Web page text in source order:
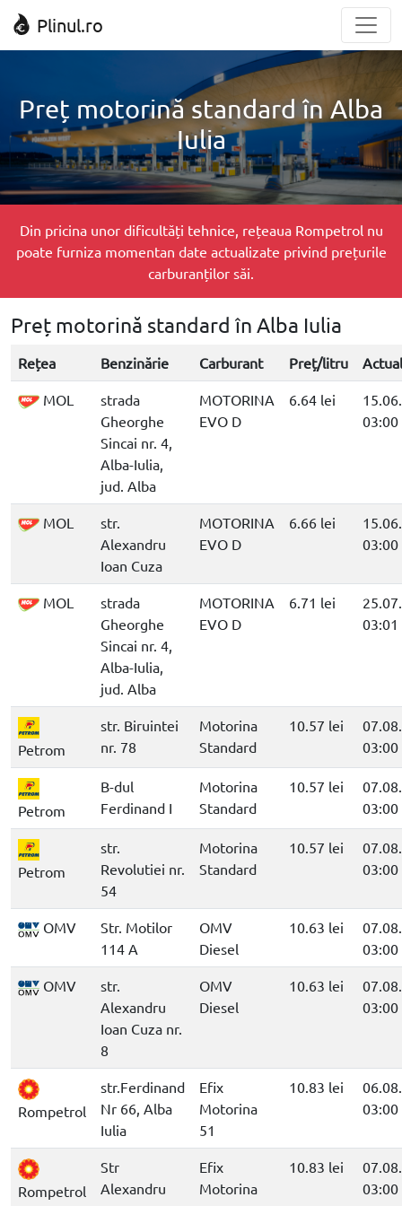
Plinul.ro
Preț motorină standard în Alba
Iulia
Din pricina unor dificultăți tehnice, rețeaua Rompetrol nu
poate furniza momentan date actualizate privind prețurile
carburanților săi.
Preț motorină standard în Alba Iulia
Rețea Benzinărie Carburant Preț/litru
MOL
strada
Gheorghe
Sincai nr. 4,
Alba-Iulia,
jud. Alba
MOTORINA
EVO D
6.64 lei
03:00
MOL
str.
Alexandru
Ioan Cuza
MOTORINA
EVO D
6.66 lei
03:00
MOL
strada
Gheorghe
Sincai nr. 4,
Alba-Iulia,
jud. Alba
MOTORINA
EVO D
6.71 lei
03:01
Petrom
str. Biruintei
nr. 78
Motorina
Standard
10.57 lei
03:00
Petrom
B-dul
Ferdinand I
Motorina
Standard
10.57 lei
03:00
Petrom
str.
Revolutiei nr.
54
Motorina
Standard
10.57 lei
03:00
OMV
Str. Motilor
114 A
OMV
Diesel
10.63 lei
03:00
OMV
str.
Alexandru
Ioan Cuza nr.
8
OMV
Diesel
10.63 lei
03:00
Rompetrol
str.Ferdinand
Nr 66, Alba
Iulia
Efix
Motorina
51
10.83 lei
03:00
Rompetrol
Str
Alexandru
Efix
Motorina
10.83 lei
03:00